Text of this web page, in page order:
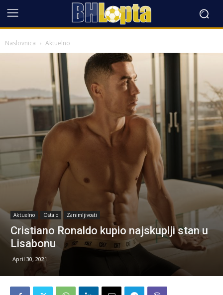
Naslovnica Aktuelno
Aktuelno Ostalo Zanimljivosti
Cristiano Ronaldo kupio najskuplji stan u
Lisabonu
April 30, 2021